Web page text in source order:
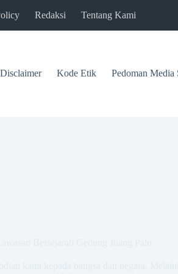
Redaksi Tentang Kami
Disclaimer Kode Etik Pedoman Media